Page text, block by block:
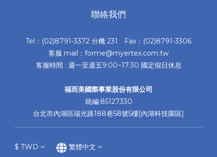
聯絡我們
Tel：(02)8791-3372 分機 231 Fax：(02)8791-3306
客服 mail：forme@myertex.com.tw
客服時間 : 週一至週五9:00~17:30 國定假日休息
福而美國際事業股份有限公司
統編:85127330
台北市內湖區瑞光路188巷58號5樓[內湖科技園區]
$ TWD 繁體中文